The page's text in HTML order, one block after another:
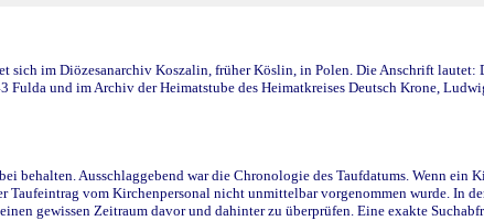
sich im Diözesanarchiv Koszalin, früher Köslin, in Polen. Die Anschrift
Fulda und im Archiv der Heimatstube des Heimatkreises Deutsch Krone,
behalten. Ausschlaggebend war die Chronologie des Taufdatums. Wenn
Taufeintrag vom Kirchenpersonal nicht unmittelbar vorgenommen wurde. In
gewissen Zeitraum davor und dahinter zu überprüfen. Eine exakte